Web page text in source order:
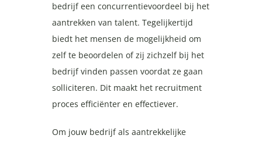
bedrijf een concurrentievoordeel bij het
aantrekken van talent. Tegelijkertijd
biedt het mensen de mogelijkheid om
zelf te beoordelen of zij zichzelf bij het
bedrijf vinden passen voordat ze gaan
solliciteren. Dit maakt het recruitment
proces efficiënter en effectiever.
Om jouw bedrijf als aantrekkelijke